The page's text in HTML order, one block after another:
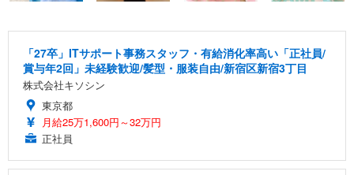
「27卒」ITサポート事務スタッフ・有給消化率高い「正社員/
賞与年2回」未経験歓迎/髪型・服装自由/新宿区新宿3丁目
株式会社キソシン
東京都
月給25万1,600円～32万円
正社員